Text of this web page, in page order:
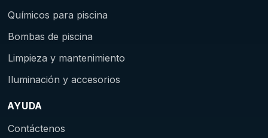
Químicos para piscina
Bombas de piscina
Limpieza y mantenimiento
Iluminación y accesorios
AYUDA
Contáctenos